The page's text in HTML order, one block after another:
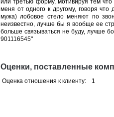
или третью форму, мотивируя тем
меня от одного к другому, говоря
мужа) лобовое стело меняют по
неизвестно, лучше бы я вообще ее
больше связываться не буду, лучше
901116545"
Оценки, поставленные
Оценка отношения к клиенту: 1